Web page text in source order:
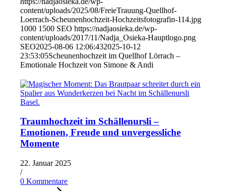
content/uploads/2025/08/FreieTrauung-Quellhof-
Loerrach-Scheunenhochzeit-Hochzeitsfotografin-114.jpg
1000 1500 SEO https://nadjaosieka.de/wp-
content/uploads/2017/11/Nadja_Osieka-Hauptlogo.png
SEO2025-08-06 12:06:432025-10-12
23:53:05Scheunenhochzeit im Quellhof Lörrach –
Emotionale Hochzeit von Simone & Andi
Traumhochzeit im Schällenursli –
Emotionen, Freude und unvergessliche
Momente
22. Januar 2025
/
0 Kommentare